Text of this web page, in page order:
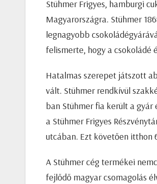
Stühmer Frigyes, hamburgi
Magyarországra. Stühmer
legnagyobb
felismerte, hogy a csokoládé
Hatalmas szerepet játszott
vált. Stühmer rendkívül
ban Stühmer fia került a
a Stühmer Frigyes
utcában. Ezt követően itthon
A Stühmer cég termékei
fejlődő magyar csomagolás